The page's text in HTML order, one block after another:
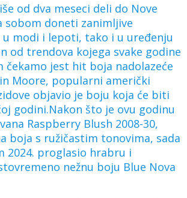
od dva meseci deli do Nove
sobom doneti zanimljive
modi i lepoti, tako i u uređenju
od trendova kojega svake godine
čekamo jest hit boja nadolazeće
Moore, popularni američki
objavio je boju koja će biti
godini.Nakon što je ovu godinu
Raspberry Blush 2008-30,
boja s ružičastim tonovima, sada
2024. proglasio hrabru i
nežnu boju Blue Nova